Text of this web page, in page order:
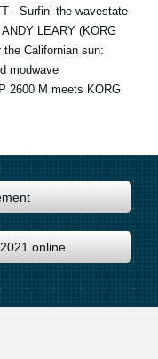
- Surfin’ the wavestate
LEARY (KORG
the Californian sun:
modwave
2600 M meets KORG
online